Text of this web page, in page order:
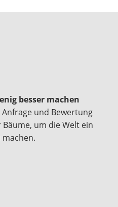
besser machen
und Bewertung
um die Welt ein
machen.